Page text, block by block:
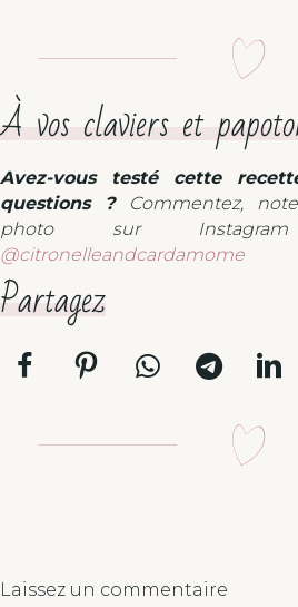
À vos claviers et
Avez-vous testé cette
questions ?
Commentez,
photo sur
@citronelleandcardamome
Partagez
Laissez un commentaire